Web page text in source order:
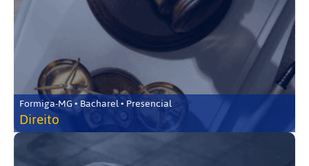
Formiga-MG • Bacharel • Presencial
Direito